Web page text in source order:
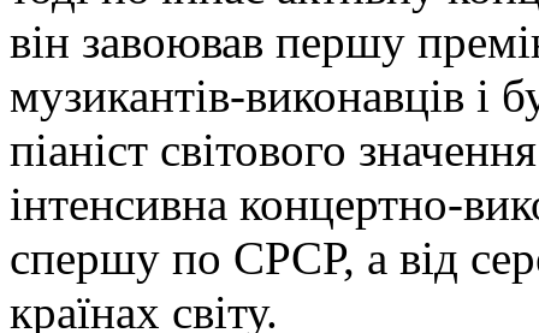
він завоював першу
музикантів-виконавців і
піаніст світового
інтенсивна концертно-
спершу по СРСР, а від
країнах світу.